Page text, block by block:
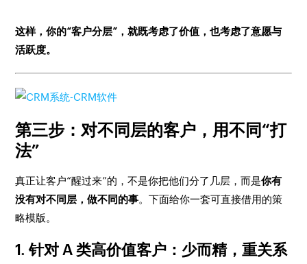
这样，你的“客户分层”，就既考虑了价值，也考虑了意愿与
活跃度。
第三步：对不同层的客户，用不同“打
法”
真正让客户“醒过来”的，不是你把他们分了几层，而是你有
没有对不同层，做不同的事。下面给你一套可直接借用的策
略模版。
1. 针对 A 类高价值客户：少而精，重关系